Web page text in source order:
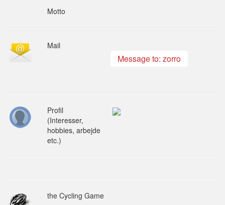
Motto
Mail
Message to: zorro
Profil
(Interesser,
hobbies, arbejde
etc.)
the Cycling Game